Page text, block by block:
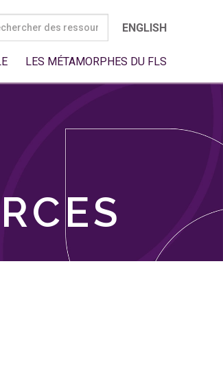
ENGLISH
LES MÉTAMORPHES DU FLS